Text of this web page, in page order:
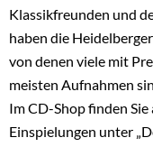
Klassikfreunden und
haben die
von denen viele mit
meisten Aufnahmen
Im CD-Shop finden
Einspielungen unter